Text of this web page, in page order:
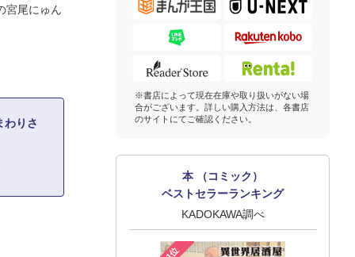
宮尾にゅん
わりさ
※書店によって現在在庫や取り扱いがない場
合がございます。詳しい購入方法は、各書店
のサイトにてご確認ください。
本 （コミック）
ベストセラーランキング
KADOKAWA調べ
1位